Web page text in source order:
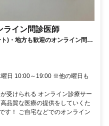
ライン問診医師
)・地方も歓迎のオンライン問診
日 10:00～19:00 ※他の曜日も
受けられる オンライン診療サー
品質な医療の提供をしていくた
す！ ご自宅などでのオンライン